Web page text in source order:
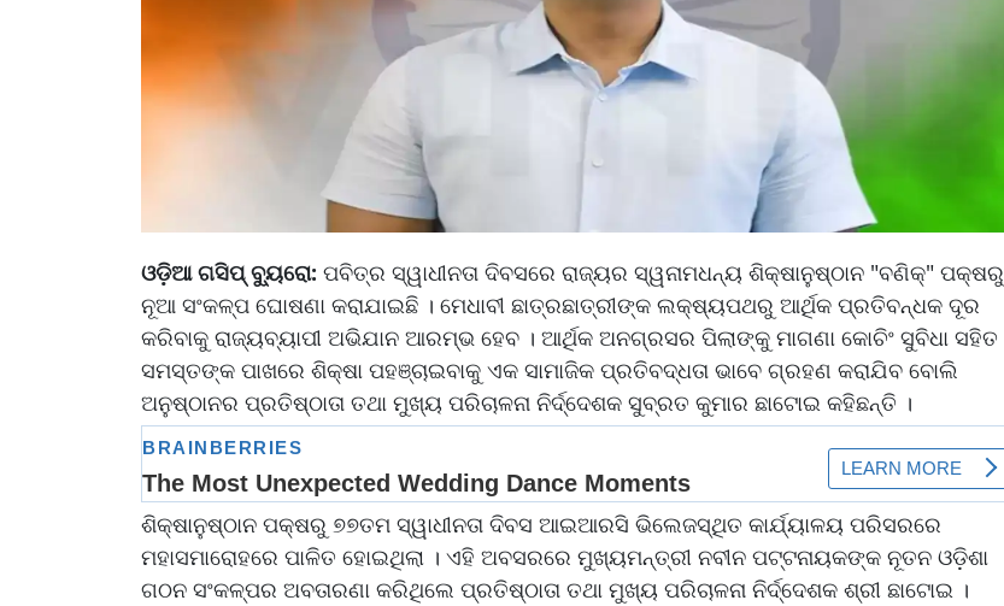
ଓଡ଼ିଆ ଗସିପ୍ ବ୍ୟୁରୋ: ପବିତ୍ର ସ୍ୱାଧୀନତା ଦିବସରେ ରାଜ୍ୟର ସ୍ୱନାମଧନ୍ୟ ଶିକ୍ଷାନୁଷ୍ଠାନ "ବଣିକ୍‌" ପକ୍ଷରୁ
ନୂଆ ସଂକଳ୍ପ ଘୋଷଣା କରାଯାଇଛି । ମେଧାବୀ ଛାତ୍ରଛାତ୍ରୀଙ୍କ ଲକ୍ଷ୍ୟପଥରୁ ଆର୍ଥିକ ପ୍ରତିବନ୍ଧକ ଦୂର
କରିବାକୁ ରାଜ୍ୟବ୍ୟାପୀ ଅଭିଯାନ ଆରମ୍ଭ ହେବ । ଆର୍ଥିକ ଅନଗ୍ରସର ପିଲାଙ୍କୁ ମାଗଣା କୋଚିଂ ସୁବିଧା ସହିତ
ସମସ୍ତଙ୍କ ପାଖରେ ଶିକ୍ଷା ପହଞ୍ଚାଇବାକୁ ଏକ ସାମାଜିକ ପ୍ରତିବଦ୍ଧତା ଭାବେ ଗ୍ରହଣ କରାଯିବ ବୋଲି
ଅନୁଷ୍ଠାନର ପ୍ରତିଷ୍ଠାତା ତଥା ମୁଖ୍ୟ ପରିଚାଳନା ନିର୍ଦ୍ଦେଶକ ସୁବ୍ରତ କୁମାର ଛାଟୋଇ କହିଛନ୍ତି ।
ଶିକ୍ଷାନୁଷ୍ଠାନ ପକ୍ଷରୁ ୭୭ତମ ସ୍ୱାଧୀନତା ଦିବସ ଆଇଆରସି ଭିଲେଜସ୍ଥିତ କାର୍ଯ୍ୟାଳୟ ପରିସରରେ
ମହାସମାରୋହରେ ପାଳିତ ହୋଇଥିଲା । ଏହି ଅବସରରେ ମୁଖ୍ୟମନ୍ତ୍ରୀ ନବୀନ ପଟ୍ଟନାୟକଙ୍କ ନୂତନ ଓଡ଼ିଶା
ଗଠନ ସଂକଳ୍ପର ଅବତାରଣା କରିଥିଲେ ପ୍ରତିଷ୍ଠାତା ତଥା ମୁଖ୍ୟ ପରିଚାଳନା ନିର୍ଦ୍ଦେଶକ ଶ୍ରୀ ଛାଟୋଇ ।